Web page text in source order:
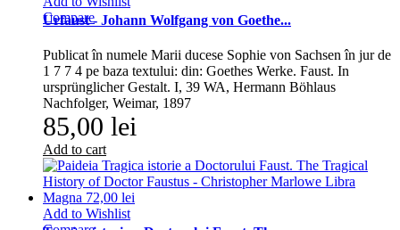
Compare
Urfaust - Johann Wolfgang von Goethe...
Publicat în numele Marii ducese Sophie von Sachsen în jur de
1 7 7 4 pe baza textului: din: Goethes Werke. Faust. In
ursprünglicher Gestalt. I, 39 WA, Hermann Böhlaus
Nachfolger, Weimar, 1897
85,00 lei
Add to cart
Add to Wishlist